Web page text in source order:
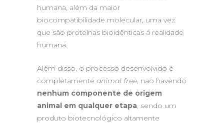
humana, além da maior
biocompatibilidade molecular, uma vez
que são proteínas bioidênticas à realidade
humana.
Além disso, o processo desenvolvido é
completamente animal free, não havendo
nenhum componente de origem
animal em qualquer etapa, sendo um
produto biotecnológico altamente